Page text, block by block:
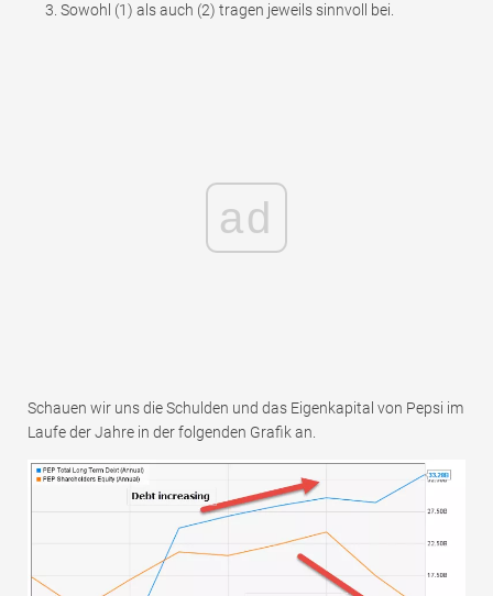
Sowohl (1) als auch (2) tragen jeweils sinnvoll bei.
ad
Schauen wir uns die Schulden und das Eigenkapital von Pepsi im
Laufe der Jahre in der folgenden Grafik an.